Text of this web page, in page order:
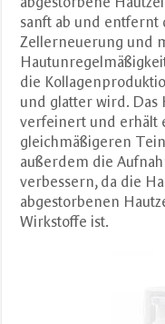
sanft ab und entfernt
Zellerneuerung und
die
und glatter wird. Das
verfeinert und erhält
gleichmäßigeren
außerdem die
verbessern, da die
abgestorbenen
Wirkstoffe ist.